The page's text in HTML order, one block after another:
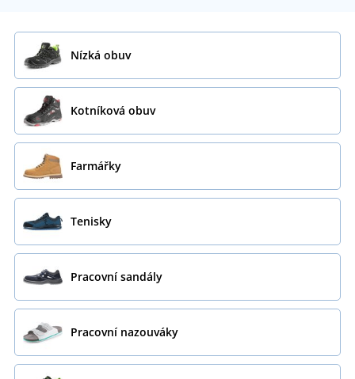
Nízká obuv
Kotníková obuv
Farmářky
Tenisky
Pracovní sandály
Pracovní nazouváky